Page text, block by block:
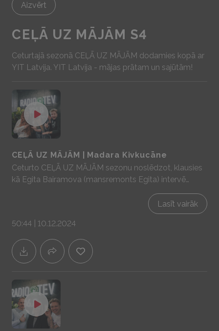
Aizvērt
CEĻĀ UZ MĀJĀM S4
Ceturtajā sezonā CEĻĀ UZ MĀJĀM dodamies kopā ar
YIT Latvija . YIT Latvija - mājas prātam un sajūtām!
CEĻĀ UZ MĀJĀM | Madara Kivkucāne
Ceturto CEĻĀ UZ MĀJĀM sezonu noslēdzot, klausies
kā Egita Bairamova (mansremonts Egita) intervē
mūsu Madaru par to kāds bija viņas “ceļš uz mājām”.
Sadarbībā ar YIT Latvija - mājas prātam un sajūtām!
Lasīt vairāk
50:44 | 10.12.2024